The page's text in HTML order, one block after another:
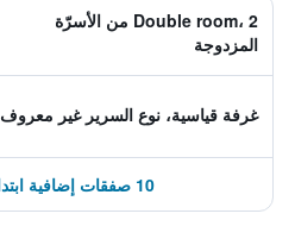
Double room، 2 من الأسرّة
المزدوجة
غرفة قياسية، نوع السرير غير معروف
10 صفقات إضافية ابتداءً من 179 ﷼